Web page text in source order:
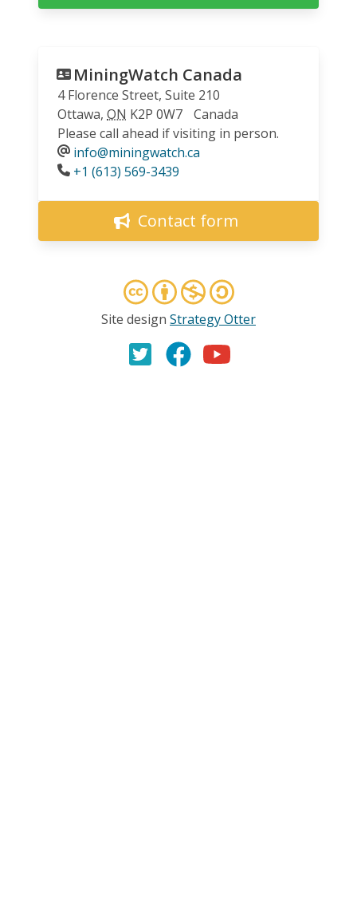
MiningWatch Canada
4 Florence Street, Suite 210
Ottawa, ON K2P 0W7
Canada
Please call ahead if visiting in person.
info@miningwatch.ca
Phone
+1 (613) 569-3439
Contact form
Site design Strategy Otter